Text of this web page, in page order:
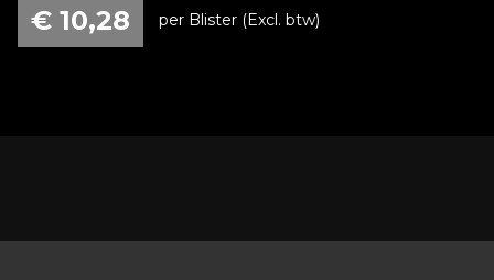
€ 10,28 per Blister (Excl. btw)